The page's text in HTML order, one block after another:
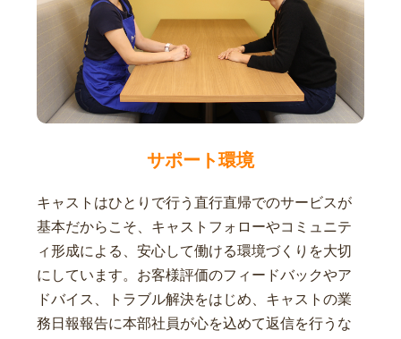
サポート環境
キャストはひとりで行う直行直帰でのサービスが
基本だからこそ、キャストフォローやコミュニテ
ィ形成による、安心して働ける環境づくりを大切
にしています。お客様評価のフィードバックやア
ドバイス、トラブル解決をはじめ、キャストの業
務日報報告に本部社員が心を込めて返信を行うな